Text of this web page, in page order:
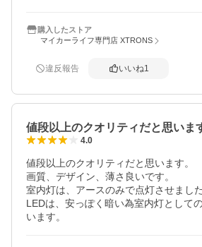
購入したストア
マイカーライフ専門店 XTRONS
違反報告 いいね1
値段以上のクオリティだと思いま
4.0
値段以上のクオリティだと思います。
画質、デザイン、薄さ良いです。
室内灯は、アースのみで点灯させました
LEDは、安っぽく暗い為室内灯として
います。